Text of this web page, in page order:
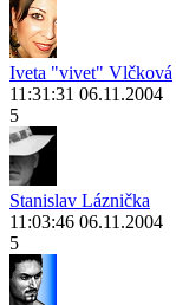
Iveta "vivet" Vlčková
11:31:31 06.11.2004
5
Stanislav Láznička
11:03:46 06.11.2004
5